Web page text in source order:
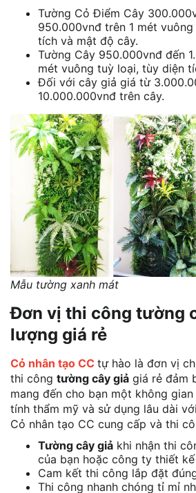
Tường Cỏ Điểm Cây
950.000vnđ trên 1 mét
tích và mật độ cây.
Tường Cây 950.000vnđ đến
mét vuông tuỳ loại, tùy diện
Đối với cây giả giá từ
10.000.000vnđ trên cây.
Mẫu tường xanh mát
Đơn vị thi công tường
lượng giá rẻ
Cỏ nhân tạo CC tự hào là đơn vị
thi công tường cây giả giá rẻ đảm
mang đến cho bạn một không
tính thẩm mỹ và sử dụng lâu dài
Cỏ nhân tạo CC cung cấp và thi
Tường cây giả khi nhận thi
của bạn hoặc công ty thiết
Cam kết thi công lắp đặt
Thi công nhanh chóng tỉ mỉ